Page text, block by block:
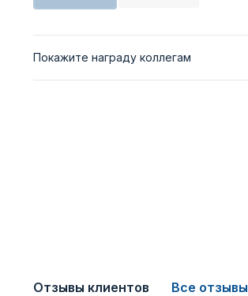
Покажите награду коллегам
Отзывы клиентов Все отзывы